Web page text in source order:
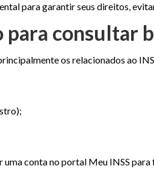
para garantir seus direitos,
para consultar
os relacionados ao
uma conta no portal Meu INSS